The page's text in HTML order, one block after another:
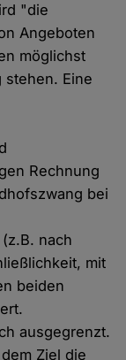
"die
Angeboten
möglichst
stehen. Eine
Rechnung
bei
nach
mit
beiden
ausgegrenzt.
Ziel die